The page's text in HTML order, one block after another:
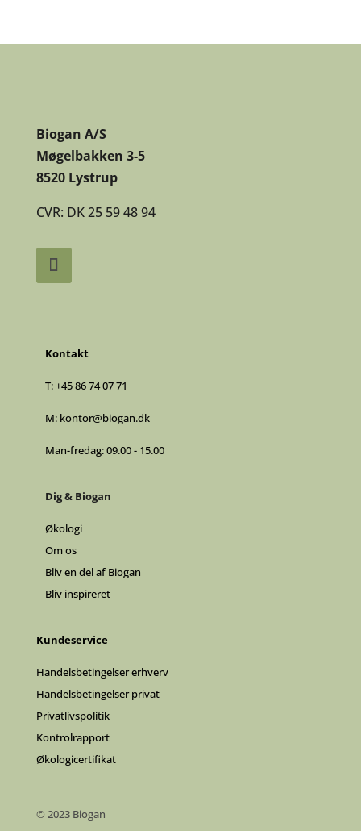
Biogan A/S
Møgelbakken 3-5
8520 Lystrup
CVR: DK 25 59 48 94
Kontakt
T:+45 86 74 07 71
M: kontor@biogan.dk
Man-fredag: 09.00 - 15.00
Dig & Biogan
Økologi
Om os
Bliv en del af Biogan
Bliv inspireret
Kundeservice
Handelsbetingelser erhverv
Handelsbetingelser privat
Privatlivspolitik
Kontrolrapport
Økologicertifikat
© 2023 Biogan